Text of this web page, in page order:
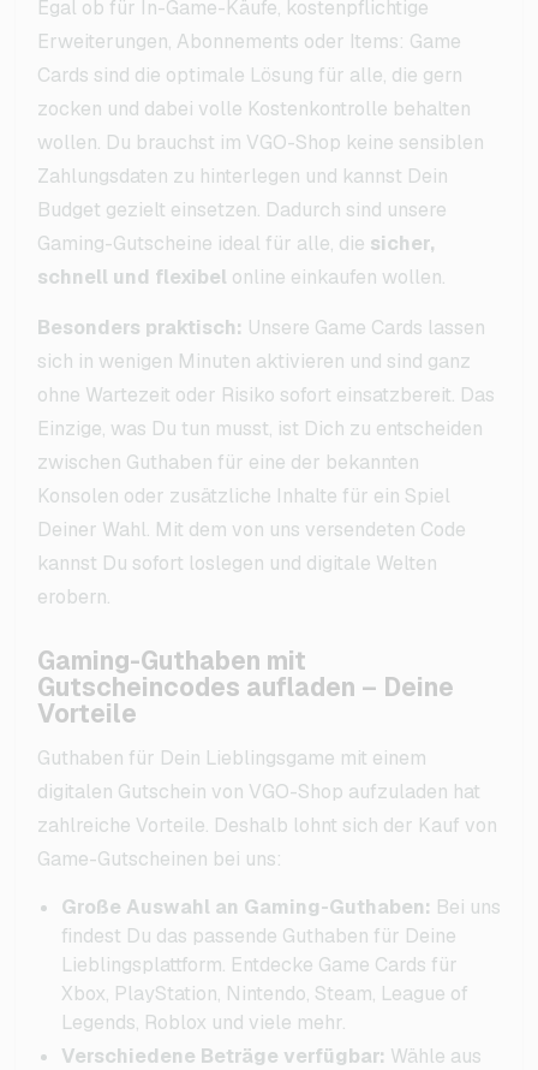
Egal ob für In-Game-Käufe, kostenpflichtige
Erweiterungen, Abonnements oder Items: Game
Cards sind die optimale Lösung für alle, die gern
zocken und dabei volle Kostenkontrolle behalten
wollen. Du brauchst im VGO-Shop keine sensiblen
Zahlungsdaten zu hinterlegen und kannst Dein
Budget gezielt einsetzen. Dadurch sind unsere
Gaming-Gutscheine ideal für alle, die sicher,
schnell und flexibel online einkaufen wollen.
Besonders praktisch: Unsere Game Cards lassen
sich in wenigen Minuten aktivieren und sind ganz
ohne Wartezeit oder Risiko sofort einsatzbereit. Das
Einzige, was Du tun musst, ist Dich zu entscheiden
zwischen Guthaben für eine der bekannten
Konsolen oder zusätzliche Inhalte für ein Spiel
Deiner Wahl. Mit dem von uns versendeten Code
kannst Du sofort loslegen und digitale Welten
erobern.
Gaming-Guthaben mit
Gutscheincodes aufladen – Deine
Vorteile
Guthaben für Dein Lieblingsgame mit einem
digitalen Gutschein von VGO-Shop aufzuladen hat
zahlreiche Vorteile. Deshalb lohnt sich der Kauf von
Game-Gutscheinen bei uns:
Große Auswahl an Gaming-Guthaben: Bei uns
findest Du das passende Guthaben für Deine
Lieblingsplattform. Entdecke Game Cards für
Xbox, PlayStation, Nintendo, Steam, League of
Legends, Roblox und viele mehr.
Verschiedene Beträge verfügbar: Wähle aus